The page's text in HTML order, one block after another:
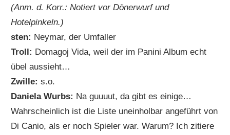
(Anm. d. Korr.: Notiert vor Dönerwurf und
Hotelpinkeln.)
sten: Neymar, der Umfaller
Troll: Domagoj Vida, weil der im Panini Album echt
übel aussieht…
Zwille: s.o.
Daniela Wurbs: Na guuuut, da gibt es einige…
Wahrscheinlich ist die Liste uneinholbar angeführt von
Di Canio, als er noch Spieler war. Warum? Ich zitiere